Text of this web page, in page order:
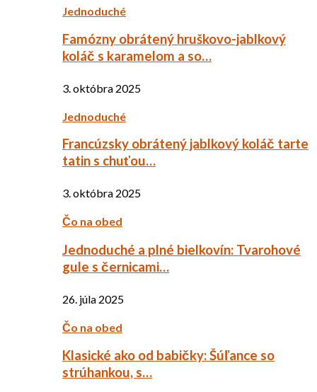
Jednoduché
Famózny obrátený hruškovo-jablkový
koláč s karamelom a so…
3. októbra 2025
Jednoduché
Francúzsky obrátený jablkový koláč tarte
tatin s chuťou…
3. októbra 2025
Čo na obed
Jednoduché a plné bielkovín: Tvarohové
gule s černicami…
26. júla 2025
Čo na obed
Klasické ako od babičky: Šúľance so
strúhankou, s…